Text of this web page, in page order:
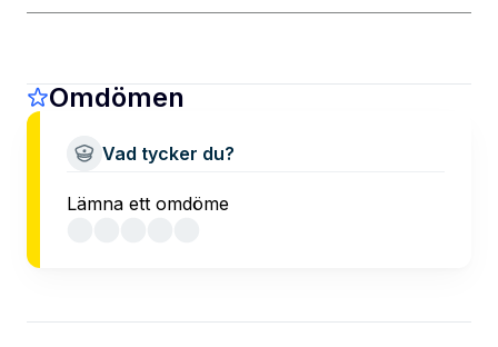
Omdömen
Vad tycker du?
Lämna ett omdöme